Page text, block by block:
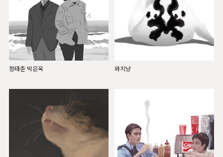
정태춘 박은옥 와치냥